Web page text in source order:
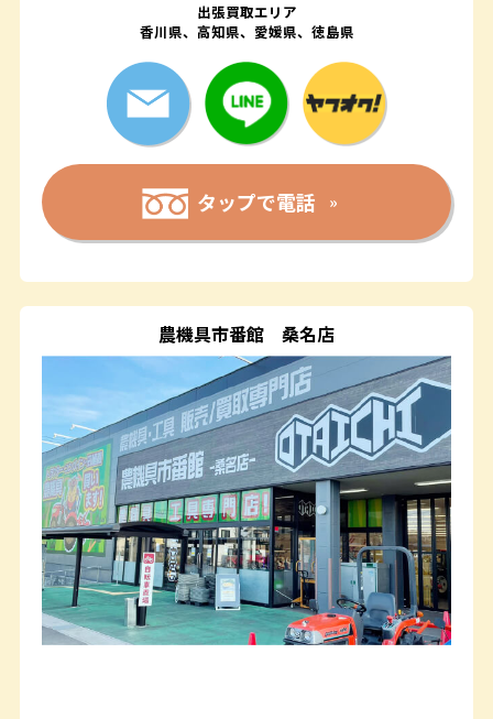
出張買取エリア
香川県、高知県、愛媛県、徳島県
タップで電話
農機具市番館 桑名店